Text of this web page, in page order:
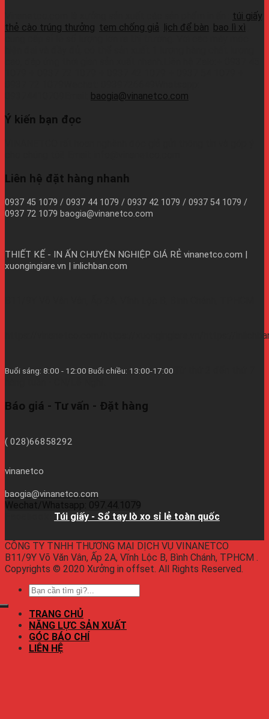
túi giấy
thẻ cào trúng thưởng tem chống giả lịch để bàn bao lì xì
baogia@vinanetco.com
Ý kiến bạn đọc
Liên hệ đặt hàng nhanh
0937 45 1079 / 0937 44 1079 / 0937 42 1079 / 0937 54 1079 /
0937 72 1079 baogia@vinanetco.com
THIẾT KẾ - IN ẤN CHUYÊN NGHIỆP GIÁ RẺ vinanetco.com |
xuongingiare.vn | inlichban.com
https://vinanetco.com/https://xuongingiare.vn/https://
Buổi sáng: 8:00 - 12:00 Buổi chiều: 13:00-17:00
Báo giá - Tư vấn - Đặt hàng
( 028)66858292
vinanetco
baogia@vinanetco.com
Wechat/Whatsapp: 097.44.1079
Túi giấy - Sổ tay lò xo sỉ lẻ toàn quốc
CÔNG TY TNHH THƯƠNG MẠI DỊCH VỤ VINANETCO
B11/9Y Võ Văn Vân, Ấp 2A, Vĩnh Lộc B, Bình Chánh, TPHCM .
Copyrights © 2020 Xưởng in offset. All Rights Reserved.
TRANG CHỦ
NĂNG LỰC SẢN XUẤT
GÓC BÁO CHÍ
LIÊN HỆ